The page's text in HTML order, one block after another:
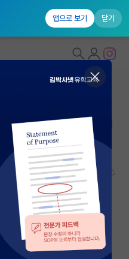
앱으로 보기 닫기
학] 미국유학 재수 도전